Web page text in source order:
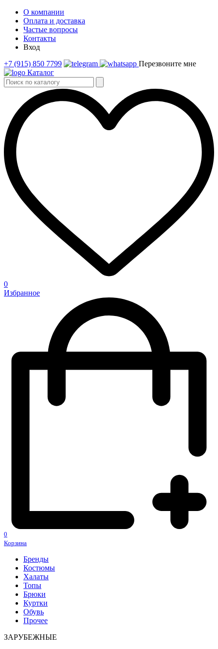
О компании
Оплата и доставка
Частые вопросы
Контакты
Вход
+7 (915) 850 7799
Перезвоните мне
Каталог
0
Избранное
0
Корзина
Бренды
Костюмы
Халаты
Топы
Брюки
Куртки
Обувь
Прочее
ЗАРУБЕЖНЫЕ